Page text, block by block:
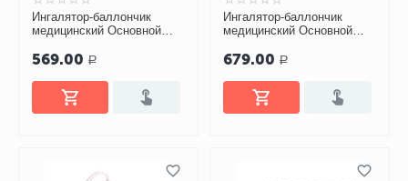
Ингалятор-баллончик
медицинский Основной
распылителем (13 литров)
569.00 Р
Ингалятор-баллончик
медицинский Основной
распылителем (17 литров)
679.00 Р